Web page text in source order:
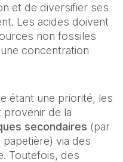
et de diversifier ses
Les acides doivent
non fossiles
concentration
étant une priorité, les
provenir de la
secondaires (par
papetière) via des
Toutefois, des